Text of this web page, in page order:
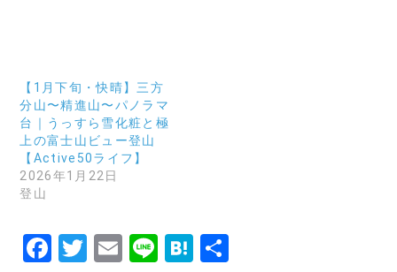
【1月下旬・快晴】三方
分山〜精進山〜パノラマ
台｜うっすら雪化粧と極
上の富士山ビュー登山
【Active50ライフ】
2026年1月22日
登山
F
T
E
Li H